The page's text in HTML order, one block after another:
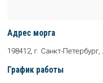
Адрес морга
198412, г. Санкт-
График работы